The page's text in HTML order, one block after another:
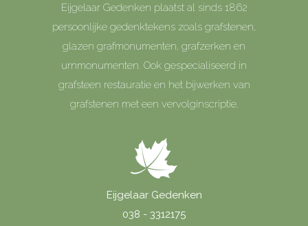
Eijgelaar Gedenken plaatst al sinds 1862
persoonlijke gedenktekens zoals grafstenen,
glazen grafmonumenten, grafzerken en
urnmonumenten. Ook gespecialiseerd in
grafsteen restauratie en het bijwerken van
grafstenen met een vervolginscriptie.
Eijgelaar Gedenken
038 - 3312175